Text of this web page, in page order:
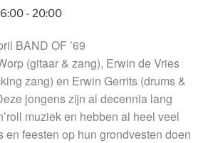
- 20:00
BAND OF ’69
(gitaar & zang), Erwin de Vries
zang) en Erwin Gerrits (drums &
jongens zijn al decennia lang
muziek en hebben al heel veel
en feesten op hun grondvesten doen